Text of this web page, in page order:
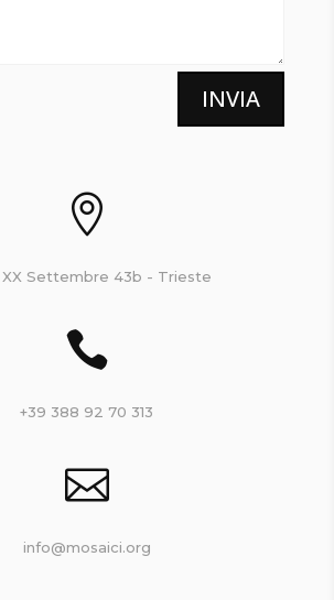
INVIA

XX Settembre 43b - Trieste

+39 388 92 70 313

info@mosaici.org